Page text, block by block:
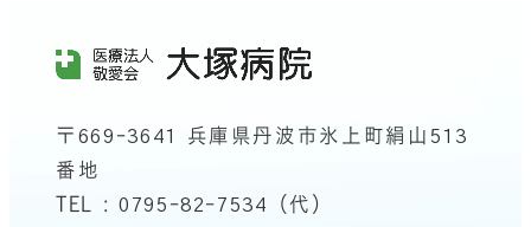
〒669-3641 兵庫県丹波市氷上町絹山513
番地
TEL : 0795-82-7534（代）